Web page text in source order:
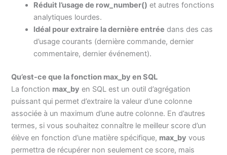
Réduit l’usage de row_number() et autres fonctions
analytiques lourdes.
Idéal pour extraire la dernière entrée dans des cas
d’usage courants (dernière commande, dernier
commentaire, dernier événement).
Qu’est-ce que la fonction max_by en SQL
La fonction max_by en SQL est un outil d’agrégation
puissant qui permet d’extraire la valeur d’une colonne
associée à un maximum d’une autre colonne. En d’autres
termes, si vous souhaitez connaître le meilleur score d’un
élève en fonction d’une matière spécifique, max_by vous
permettra de récupérer non seulement ce score, mais